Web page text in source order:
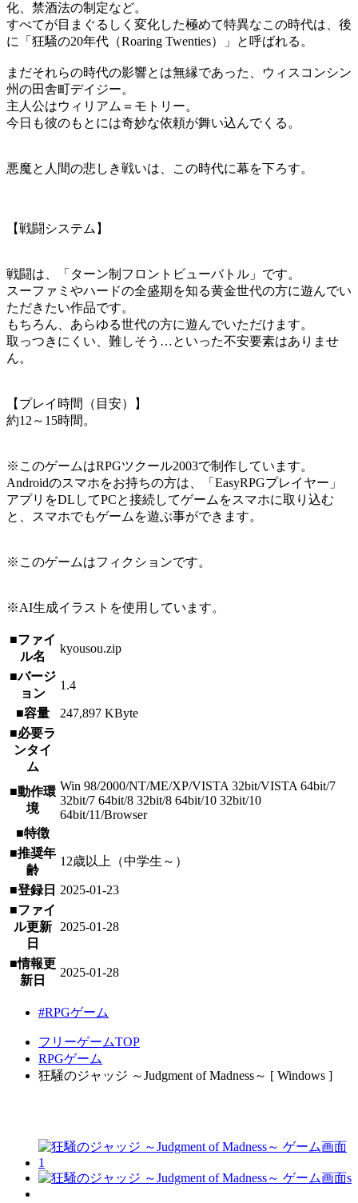
化、禁酒法の制定など。
すべてが目まぐるしく変化した極めて特異なこの時代は、後
に「狂騒の20年代（Roaring Twenties）」と呼ばれる。
まだそれらの時代の影響とは無縁であった、ウィスコンシン
州の田舎町デイジー。
主人公はウィリアム＝モトリー。
今日も彼のもとには奇妙な依頼が舞い込んでくる。
悪魔と人間の悲しき戦いは、この時代に幕を下ろす。
【戦闘システム】
戦闘は、「ターン制フロントビューバトル」です。
スーファミやハードの全盛期を知る黄金世代の方に遊んでい
ただきたい作品です。
もちろん、あらゆる世代の方に遊んでいただけます。
取っつきにくい、難しそう…といった不安要素はありませ
ん。
【プレイ時間（目安）】
約12～15時間。
※このゲームはRPGツクール2003で制作しています。
Androidのスマホをお持ちの方は、「EasyRPGプレイヤー」
アプリをDLしてPCと接続してゲームをスマホに取り込む
と、スマホでもゲームを遊ぶ事ができます。
※このゲームはフィクションです。
※AI生成イラストを使用しています。
■ファイ
ル名
kyousou.zip
■バージ
ョン
1.4
■容量
247,897 KByte
■必要ラ
ンタイ
ム
■動作環
境
Win 98/2000/NT/ME/XP/VISTA 32bit/VISTA 64bit/7
32bit/7 64bit/8 32bit/8 64bit/10 32bit/10
64bit/11/Browser
■特徴
■推奨年
齢
12歳以上（中学生～）
■登録日 2025-01-23
■ファイ
ル更新
日
2025-01-28
■情報更
新日
2025-01-28
#RPGゲーム
フリーゲームTOP
RPGゲーム
狂騒のジャッジ ～Judgment of Madness～ [ Windows ]